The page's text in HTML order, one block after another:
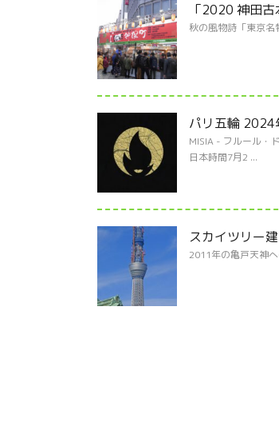
「2020 神田
秋の風物詩「東京
パリ五輪
MISIA - フルール
日本時間7月2 ...
スカイツリー
2011年の亀戸天神